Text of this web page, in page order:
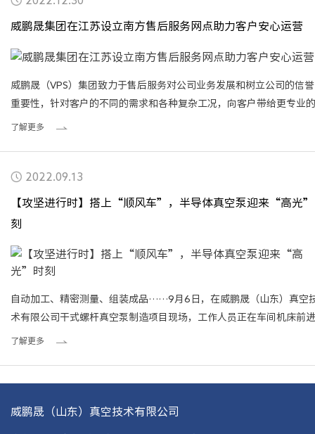
威鹏晟集团在江苏设立南方售后服务网点助力客户安心运营
威鹏晟（VPS）集团致力于售后服务对公司业务发展和树立公司的信
重要性，针对客户的不同的需求和各种复杂工况，向客户带给更专业
务，为此我公司专门成立“威鹏晟（江苏）真空设备有限公司”
了解更多
2022.09.13
【攻坚进行时】搭上“顺风车”，半导体真空泵迎来“高光
刻
自动加工、精密测量、组装成品……9月6日，在威鹏晟（山东）真空
术有限公司干式螺杆真空泵制造项目现场，工作人员正在车间机床前
真空泵零部件加工，经过加工后的零件将会被送到下个车间进行真空
年可实现产值
了解更多
威鹏晟（山东）真空技术有限公司